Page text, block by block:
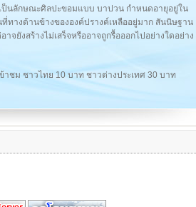
ป็นลักษณะศิลปะขอมแบบ บาปวน กำหนดอายุอยู่ใน
างด้านข้างขององค์ปรางค์เหลืออยู่มาก สันนิษฐาน
จยังสร้างไม่เสร็จหรืออาจถูกรื้อออกไปอย่างใดอย่าง
าชม ชาวไทย 10 บาท ชาวต่างประเทศ 30 บาท